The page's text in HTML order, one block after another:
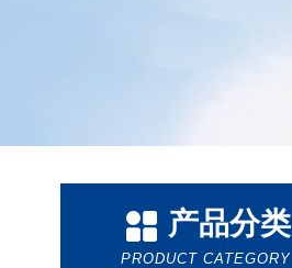
产品分类
PRODUCT CATEGORY